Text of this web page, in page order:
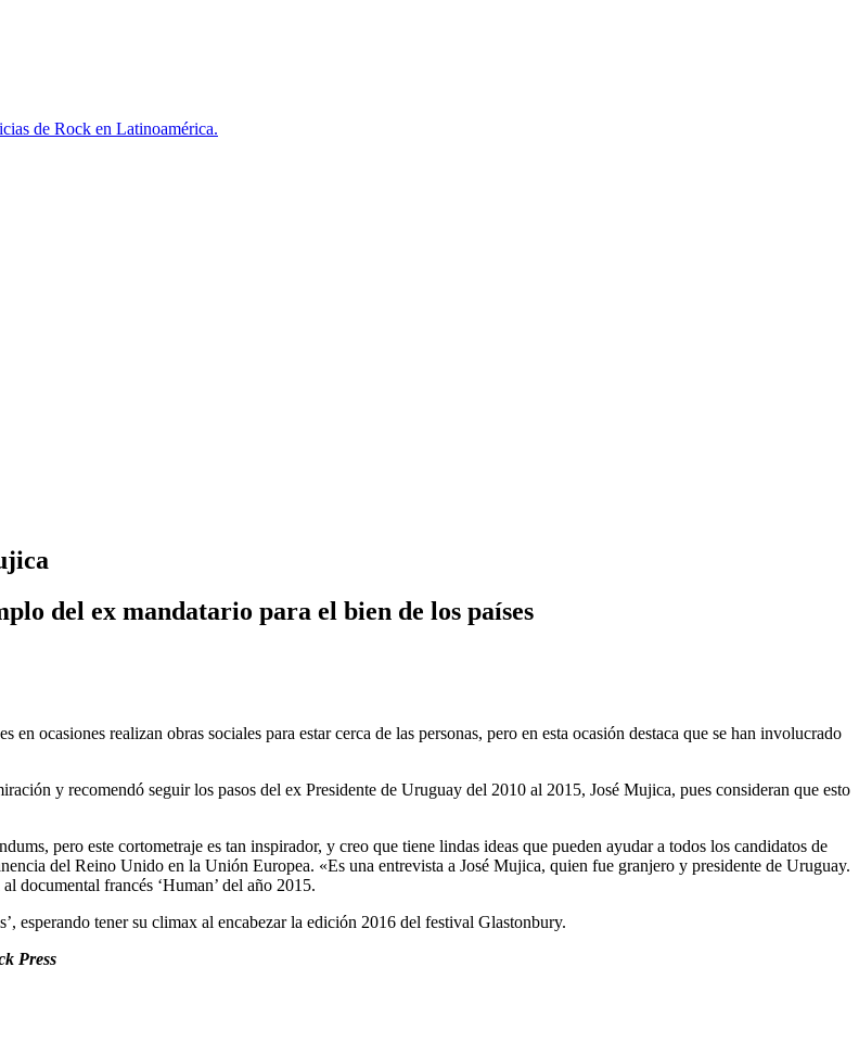
de Rock en Latinoamérica.
del ex mandatario para el bien de los países
ocasiones realizan obras sociales para estar cerca de las personas, pero en esta ocasión destaca que se han involucrado
y recomendó seguir los pasos del ex Presidente de Uruguay del 2010 al 2015, José Mujica, pues consideran que esto
pero este cortometraje es tan inspirador, y creo que tiene lindas ideas que pueden ayudar a todos los candidatos de
del Reino Unido en la Unión Europea. «Es una entrevista a José Mujica, quien fue granjero y presidente de Uruguay.
documental francés ‘Human’ del año 2015.
esperando tener su climax al encabezar la edición 2016 del festival Glastonbury.
Press